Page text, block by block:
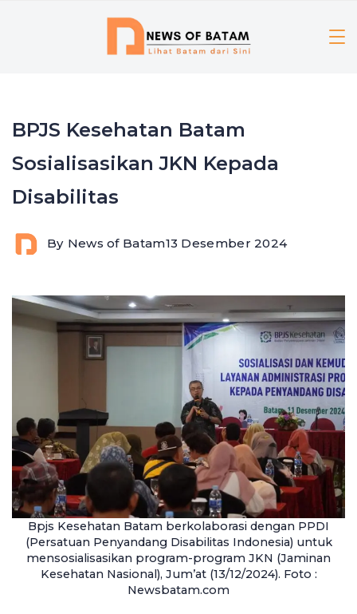
BPJS Kesehatan Batam
Sosialisasikan JKN Kepada
Disabilitas
By News of Batam13 Desember 2024
Bpjs Kesehatan Batam berkolaborasi dengan PPDI
(Persatuan Penyandang Disabilitas Indonesia) untuk
mensosialisasikan program-program JKN (Jaminan
Kesehatan Nasional), Jum’at (13/12/2024). Foto :
Newsbatam.com